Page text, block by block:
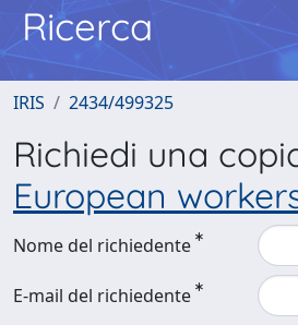
Ricerca
IRIS 2434/499325
Richiedi una
European
Nome del richiedente
E-mail del richiedente